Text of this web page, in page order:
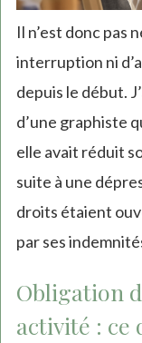
Il n’est donc pas
interruption ni
depuis le début.
d’une graphiste
elle avait réduit
suite à une
droits étaient
par ses
Obligation
activité : ce